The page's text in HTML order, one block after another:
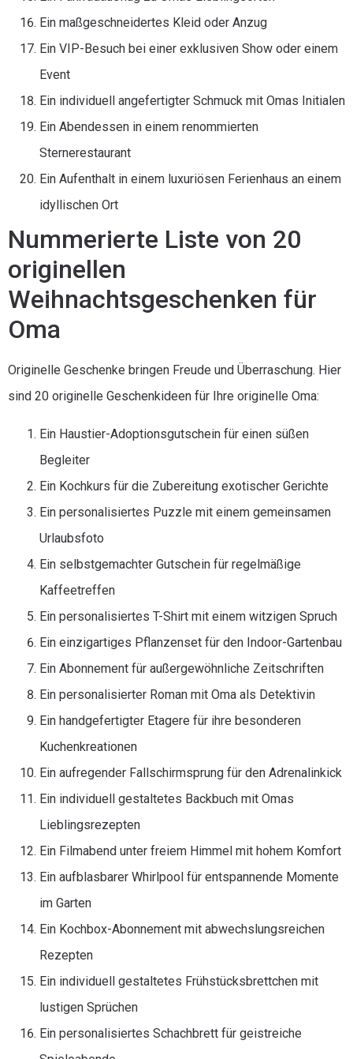
Ein maßgeschneidertes Kleid oder Anzug
Ein VIP-Besuch bei einer exklusiven Show oder einem
Event
Ein individuell angefertigter Schmuck mit Omas Initialen
Ein Abendessen in einem renommierten
Sternerestaurant
Ein Aufenthalt in einem luxuriösen Ferienhaus an einem
idyllischen Ort
Nummerierte Liste von 20
originellen
Weihnachtsgeschenken für
Oma
Originelle Geschenke bringen Freude und Überraschung. Hier
sind 20 originelle Geschenkideen für Ihre originelle Oma:
Ein Haustier-Adoptionsgutschein für einen süßen
Begleiter
Ein Kochkurs für die Zubereitung exotischer Gerichte
Ein personalisiertes Puzzle mit einem gemeinsamen
Urlaubsfoto
Ein selbstgemachter Gutschein für regelmäßige
Kaffeetreffen
Ein personalisiertes T-Shirt mit einem witzigen Spruch
Ein einzigartiges Pflanzenset für den Indoor-Gartenbau
Ein Abonnement für außergewöhnliche Zeitschriften
Ein personalisierter Roman mit Oma als Detektivin
Ein handgefertigter Etagere für ihre besonderen
Kuchenkreationen
Ein aufregender Fallschirmsprung für den Adrenalinkick
Ein individuell gestaltetes Backbuch mit Omas
Lieblingsrezepten
Ein Filmabend unter freiem Himmel mit hohem Komfort
Ein aufblasbarer Whirlpool für entspannende Momente
im Garten
Ein Kochbox-Abonnement mit abwechslungsreichen
Rezepten
Ein individuell gestaltetes Frühstücksbrettchen mit
lustigen Sprüchen
Ein personalisiertes Schachbrett für geistreiche